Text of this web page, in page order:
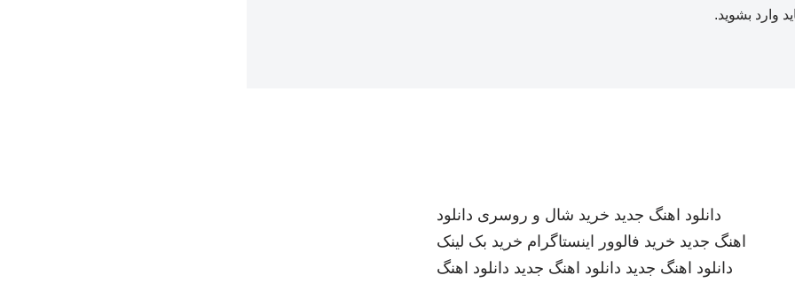
وارد بشوید.
دانلود اهنگ جدید خرید شال و روسری دانلود
اهنگ جدید خرید فالوور اینستاگرام خرید بک لینک
دانلود اهنگ جدید دانلود اهنگ جدید دانلود اهنگ